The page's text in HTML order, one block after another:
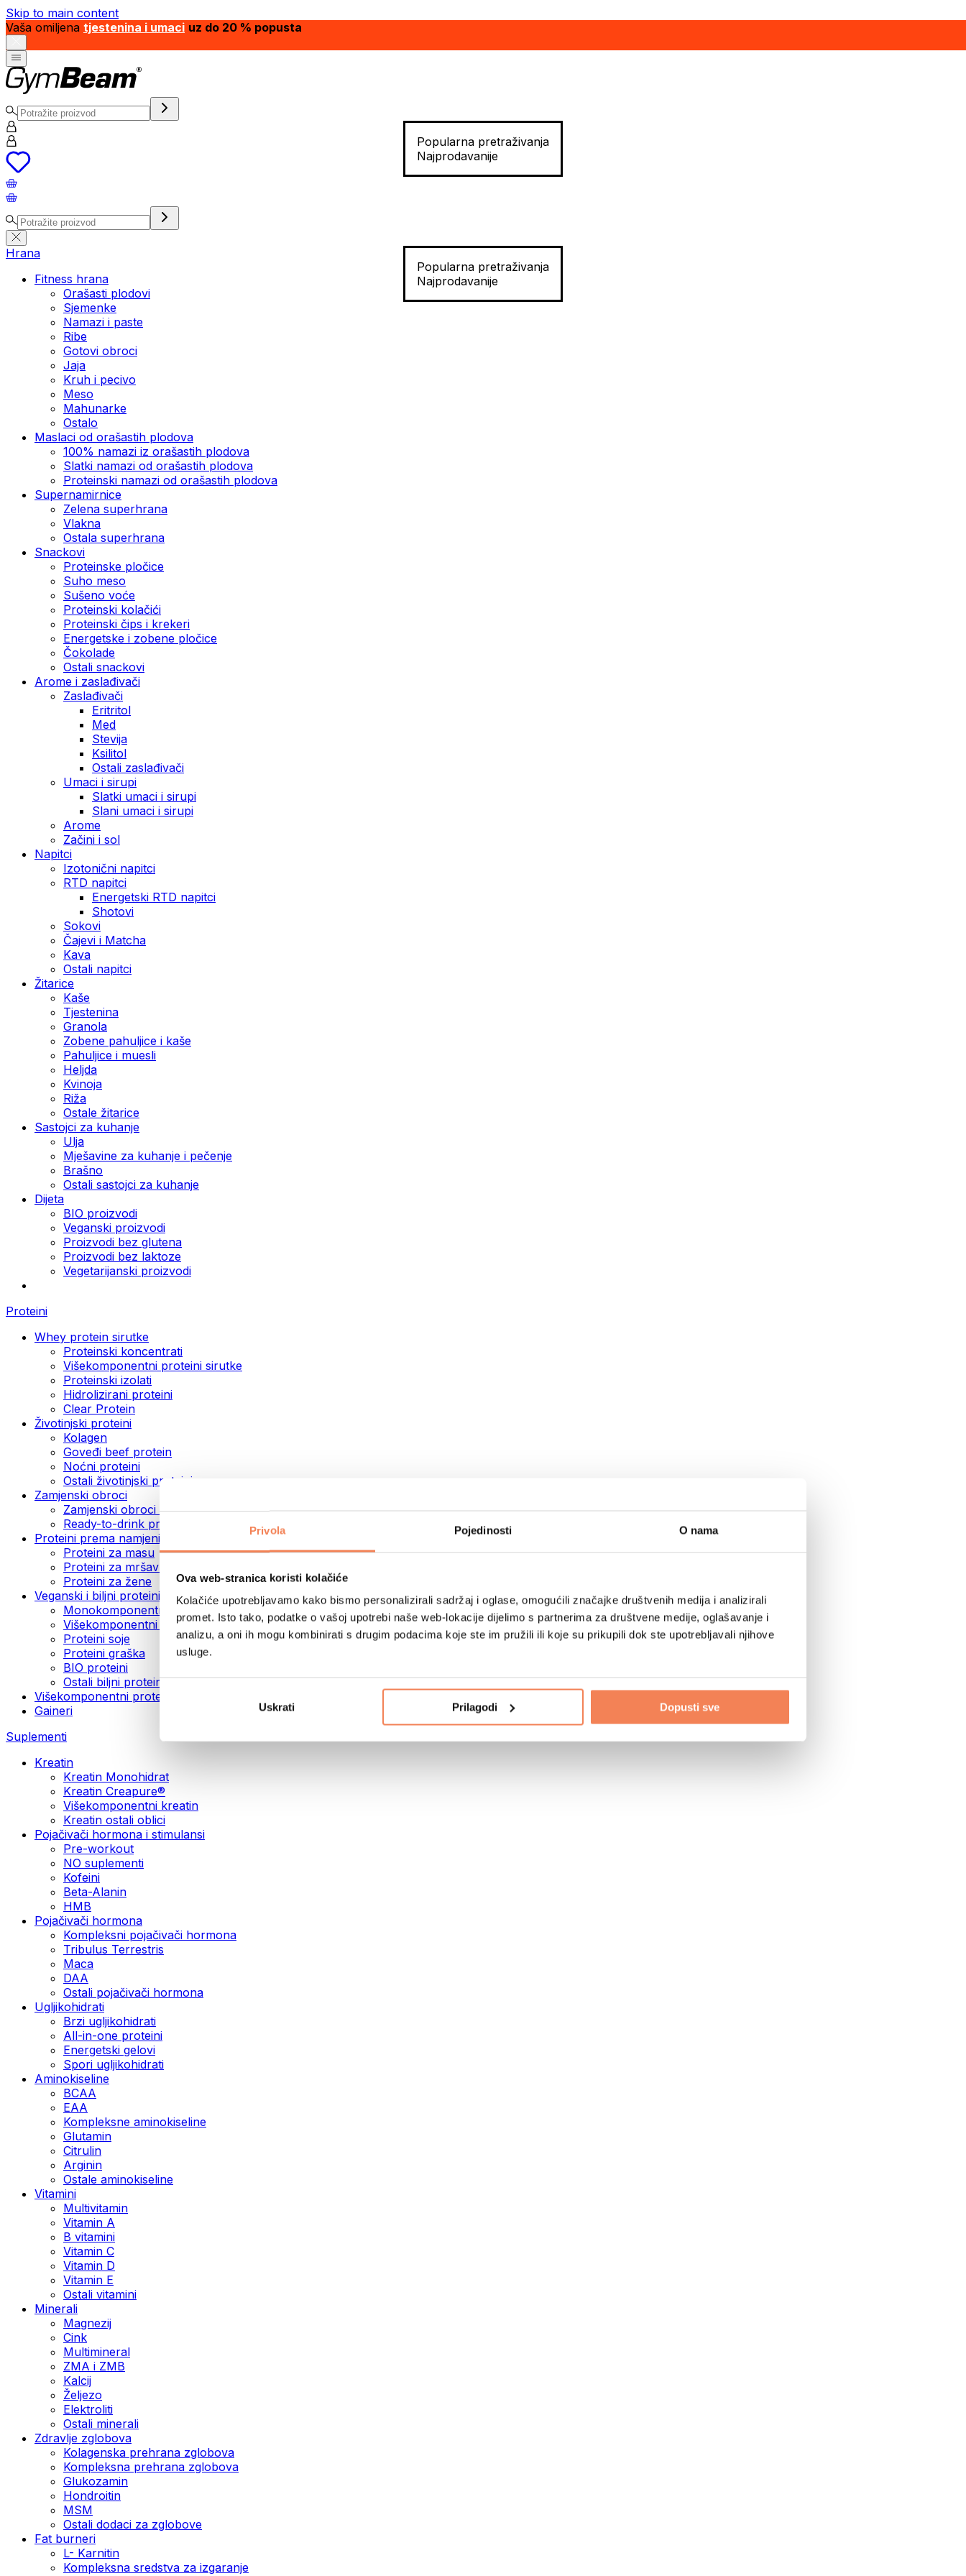
Privola Pojedinosti O nama
Ova web-stranica koristi kolačiće
Kolačiće upotrebljavamo kako bismo personalizirali sadržaj i oglase, omogućili značajke društvenih medija i analizirali
promet. Isto tako, podatke o vašoj upotrebi naše web-lokacije dijelimo s partnerima za društvene medije, oglašavanje i
analizu, a oni ih mogu kombinirati s drugim podacima koje ste im pružili ili koje su prikupili dok ste upotrebljavali njihove
usluge.
Uskrati Prilagodi Dopusti sve
Skip to main content
Vaša omiljena tjestenina i umaci uz do 20 % popusta
Popularna pretraživanja
Najprodavanije
Popularna pretraživanja
Najprodavanije
Hrana
Fitness hrana
Orašasti plodovi
Sjemenke
Namazi i paste
Ribe
Gotovi obroci
Jaja
Kruh i pecivo
Meso
Mahunarke
Ostalo
Maslaci od orašastih plodova
100% namazi iz orašastih plodova
Slatki namazi od orašastih plodova
Proteinski namazi od orašastih plodova
Supernamirnice
Zelena superhrana
Vlakna
Ostala superhrana
Snackovi
Proteinske pločice
Suho meso
Sušeno voće
Proteinski kolačići
Proteinski čips i krekeri
Energetske i zobene pločice
Čokolade
Ostali snackovi
Arome i zaslađivači
Zaslađivači
Eritritol
Med
Stevija
Ksilitol
Ostali zaslađivači
Umaci i sirupi
Slatki umaci i sirupi
Slani umaci i sirupi
Arome
Začini i sol
Napitci
Izotonični napitci
RTD napitci
Energetski RTD napitci
Shotovi
Sokovi
Čajevi i Matcha
Kava
Ostali napitci
Žitarice
Kaše
Tjestenina
Granola
Zobene pahuljice i kaše
Pahuljice i muesli
Heljda
Kvinoja
Riža
Ostale žitarice
Sastojci za kuhanje
Ulja
Mješavine za kuhanje i pečenje
Brašno
Ostali sastojci za kuhanje
Dijeta
BIO proizvodi
Veganski proizvodi
Proizvodi bez glutena
Proizvodi bez laktoze
Vegetarijanski proizvodi
Proteini
Whey protein sirutke
Proteinski koncentrati
Višekomponentni proteini sirutke
Proteinski izolati
Hidrolizirani proteini
Clear Protein
Životinjski proteini
Kolagen
Goveđi beef protein
Noćni proteini
Ostali životinjski proteini
Zamjenski obroci
Zamjenski obroci u prahu
Ready-to-drink proteinski napitci
Proteini prema namjeni
Proteini za masu
Proteini za mršavljenje
Proteini za žene
Veganski i biljni proteini
Monokomponentni veganski proteini
Višekomponentni veganski proteini
Proteini soje
Proteini graška
BIO proteini
Ostali biljni proteini
Višekomponentni protein
Gaineri
Suplementi
Kreatin
Kreatin Monohidrat
Kreatin Creapure®
Višekomponentni kreatin
Kreatin ostali oblici
Pojačivači hormona i stimulansi
Pre-workout
NO suplementi
Kofeini
Beta-Alanin
HMB
Pojačivači hormona
Kompleksni pojačivači hormona
Tribulus Terrestris
Maca
DAA
Ostali pojačivači hormona
Ugljikohidrati
Brzi ugljikohidrati
All-in-one proteini
Energetski gelovi
Spori ugljikohidrati
Aminokiseline
BCAA
EAA
Kompleksne aminokiseline
Glutamin
Citrulin
Arginin
Ostale aminokiseline
Vitamini
Multivitamin
Vitamin A
B vitamini
Vitamin C
Vitamin D
Vitamin E
Ostali vitamini
Minerali
Magnezij
Cink
Multimineral
ZMA i ZMB
Kalcij
Željezo
Elektroliti
Ostali minerali
Zdravlje zglobova
Kolagenska prehrana zglobova
Kompleksna prehrana zglobova
Glukozamin
Hondroitin
MSM
Ostali dodaci za zglobove
Fat burneri
L- Karnitin
Kompleksna sredstva za izgaranje